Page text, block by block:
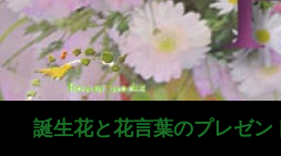
プ
誕生花と花言葉のプレゼン